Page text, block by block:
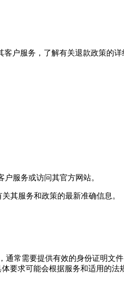
户服务，了解有关退款政策的详
服务或访问其官方网站。
其服务和政策的最新准确信息。
通常需要提供有效的身份证明文
要求可能会根据服务和适用的法